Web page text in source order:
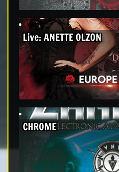
Live: ANETTE OLZON
CHROME